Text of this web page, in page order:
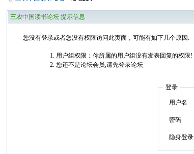
三农中国读书论坛 提示信息
您没有登录或者您没有权限访问此页面，可能有如下几个原因:
用户组权限：你所属的用户组没有发表回复的权限!
您还不是论坛会员,请先登录论坛
登录
用户名
密码
隐身登录